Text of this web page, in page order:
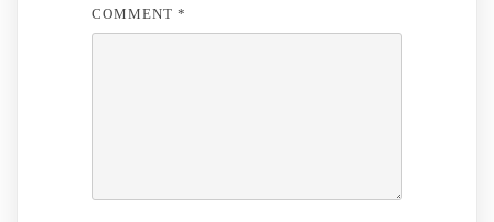
COMMENT *